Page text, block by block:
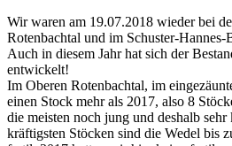
Wir waren am 19.07.2018 wieder bei
Rotenbachtal und im Schuster-Hannes-
Auch in diesem Jahr hat sich der
entwickelt!
Im Oberen Rotenbachtal, im
einen Stock mehr als 2017, also 8
die meisten noch jung und deshalb
kräftigsten Stöcken sind die Wedel bis